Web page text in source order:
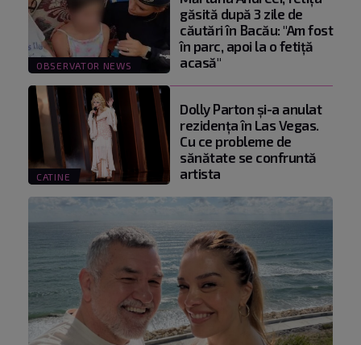
OBSERVATOR NEWS
găsită după 3 zile de
căutări în Bacău: "Am fost
în parc, apoi la o fetiţă
acasă"
CATINE
Dolly Parton și-a anulat
rezidența în Las Vegas.
Cu ce probleme de
sănătate se confruntă
artista